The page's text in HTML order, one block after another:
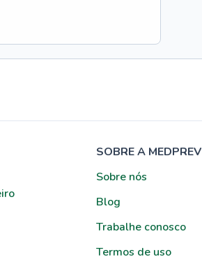
SOBRE A MEDPREV
Sobre nós
Blog
Trabalhe conosco
Termos de uso